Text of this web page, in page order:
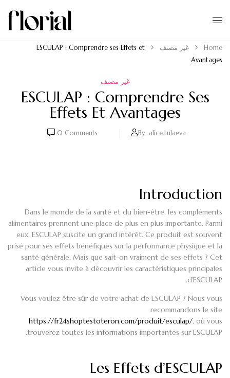
Home غير مصنف
ESCULAP : Comprendre ses Effets et
Avantages
غير مصنف
ESCULAP : Comprendre Ses
Effets Et Avantages
By: alice.tulaeva
0 Comments
Introduction
Dans le monde de la santé et du bien-être, les compléments
alimentaires prennent une place de plus en plus importante. Parmi
eux, ESCULAP suscite un grand intérêt. Ce produit est souvent
prisé pour ses effets bénéfiques sur la performance physique et la
santé générale. Mais que sait-on vraiment de ses effets ? Cet
article vous invite à découvrir les caractéristiques principales
d’ESCULAP.
Vous voulez être sûr de votre achat de ESCULAP ? Nous vous
recommandons le site
https://fr24shoptestoteron.com/produit/esculap/, où vous
trouverez toutes les informations importantes sur ESCULAP.
Les Effets d’ESCULAP